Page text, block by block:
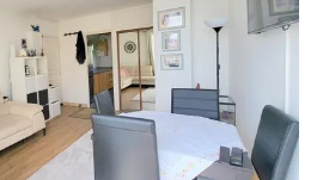
à vendre
€
fermée proche des écoles (de la